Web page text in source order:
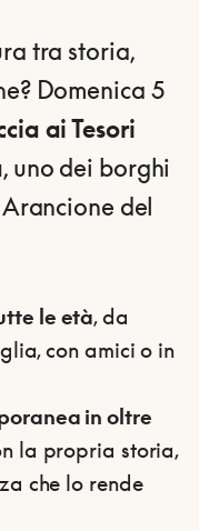
tra storia,
Domenica 5
ai Tesori
, uno dei borghi
del
le età, da
con amici o in
in oltre
la propria storia,
che lo rende